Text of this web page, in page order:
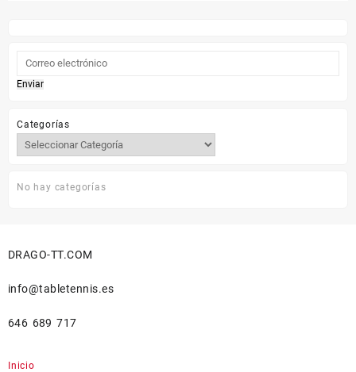
Enviar
Categorías
No hay categorías
DRAGO-TT.COM
info@tabletennis.es
646 689 717
Inicio